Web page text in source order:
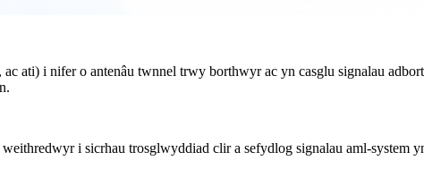
ati) i nifer o antenâu twnnel trwy borthwyr ac yn casglu signalau
i sicrhau trosglwyddiad clir a sefydlog signalau aml-system